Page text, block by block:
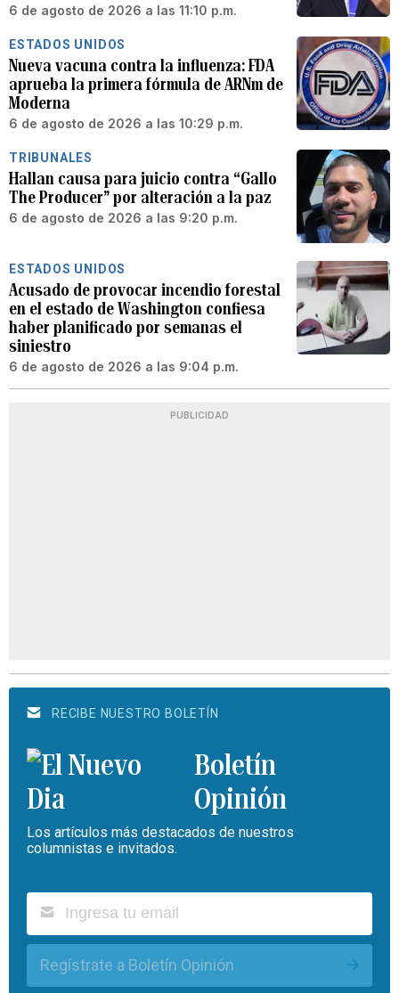
6 de agosto de 2026 a las 11:10 p.m.
ESTADOS UNIDOS
Nueva vacuna contra la influenza: FDA
aprueba la primera fórmula de ARNm de
Moderna
6 de agosto de 2026 a las 10:29 p.m.
TRIBUNALES
Hallan causa para juicio contra “Gallo
The Producer” por alteración a la paz
6 de agosto de 2026 a las 9:20 p.m.
ESTADOS UNIDOS
Acusado de provocar incendio forestal
en el estado de Washington confiesa
haber planificado por semanas el
siniestro
6 de agosto de 2026 a las 9:04 p.m.
PUBLICIDAD
RECIBE NUESTRO BOLETÍN
Boletín
Opinión
Los artículos más destacados de nuestros
columnistas e invitados.
Regístrate a Boletín Opinión